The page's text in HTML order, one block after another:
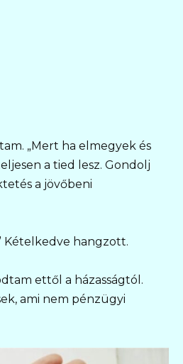
„Mert ha elmegyek és
a tied lesz. Gondolj
a jövőbeni
Kételkedve hangzott.
ettől a házasságtól.
ami nem pénzügyi